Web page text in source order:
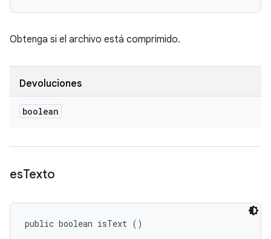
Obtenga si el archivo está comprimido.
Devoluciones
boolean
esTexto
public boolean isText ()